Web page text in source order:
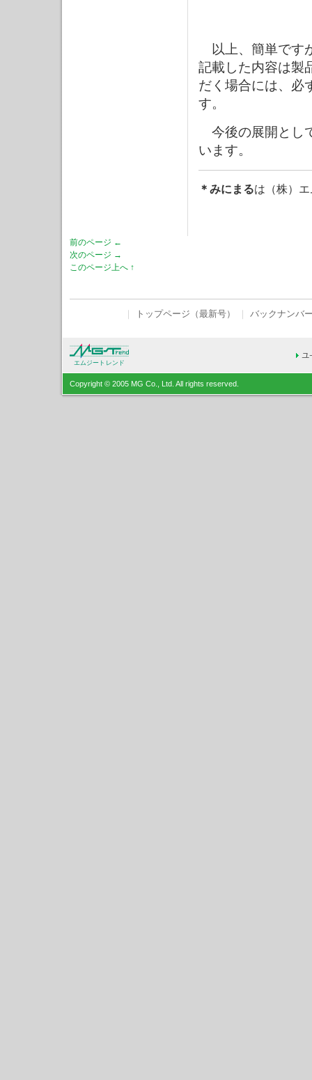
以上、簡単です
記載した内容は製
だく場合には、必
す。
今後の展開とし
います。
＊みにまるは（株）
前のページ ←
次のページ →
このページ上へ ↑
トップページ（最新号） バックナンバ
エムジートレンド
Copyright © 2005 MG Co., Ltd. All rights reserved.